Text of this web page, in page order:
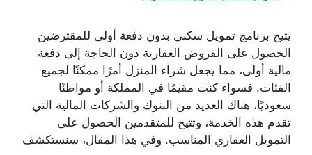
يتيح برنامج تمويل سكني بدون دفعة أولى للمقترضين
الحصول على القروض العقارية دون الحاجة إلى دفعة
مالية أولى، مما يجعل شراء المنزل أمرًا ممكنًا لجميع
الفئات. فسواء كنت مقيمًا في المملكة أو مواطنًا
سعوديًا، هناك العديد من البنوك والشركات المالية التي
تقدم هذه الخدمة، وتتيح للمتقدمين الحصول على
التمويل العقاري المناسب. وفي هذا المقال، سنستكشف